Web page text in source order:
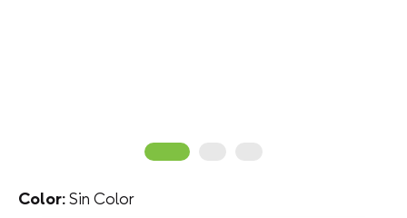
Sin Color